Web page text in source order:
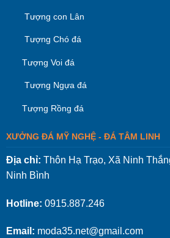
Tượng con Lân
Tượng Chó đá
Tượng Voi đá
Tượng Ngựa đá
Tượng Rồng đá
XƯỞNG ĐÁ MỸ NGHỆ - ĐÁ TÂM LINH
Địa chỉ: Thôn Hạ Trạo, Xã Ninh
Ninh Bình
Hotline: 0915.887.246
Email: moda35.net@gmail.com